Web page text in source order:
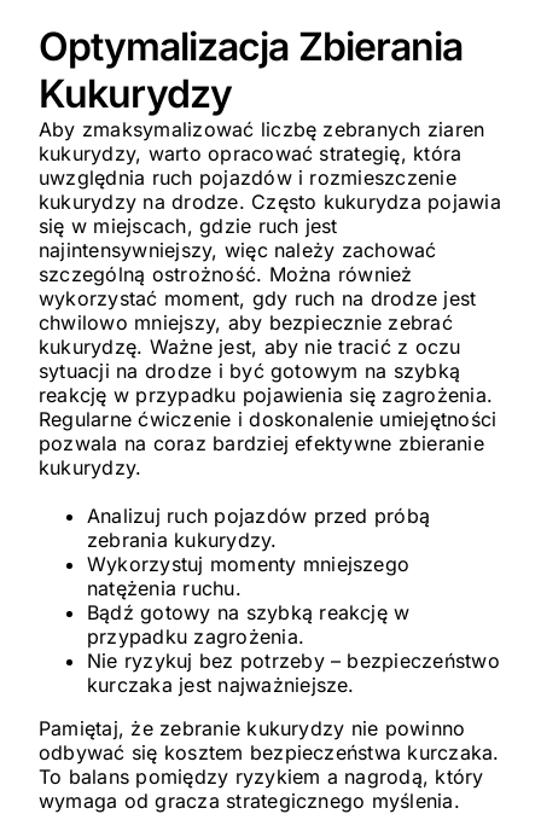
Optymalizacja Zbierania
Kukurydzy
Aby zmaksymalizować liczbę zebranych ziaren
kukurydzy, warto opracować strategię, która
uwzględnia ruch pojazdów i rozmieszczenie
kukurydzy na drodze. Często kukurydza pojawia
się w miejscach, gdzie ruch jest
najintensywniejszy, więc należy zachować
szczególną ostrożność. Można również
wykorzystać moment, gdy ruch na drodze jest
chwilowo mniejszy, aby bezpiecznie zebrać
kukurydzę. Ważne jest, aby nie tracić z oczu
sytuacji na drodze i być gotowym na szybką
reakcję w przypadku pojawienia się zagrożenia.
Regularne ćwiczenie i doskonalenie umiejętności
pozwala na coraz bardziej efektywne zbieranie
kukurydzy.
Analizuj ruch pojazdów przed próbą
zebrania kukurydzy.
Wykorzystuj momenty mniejszego
natężenia ruchu.
Bądź gotowy na szybką reakcję w
przypadku zagrożenia.
Nie ryzykuj bez potrzeby – bezpieczeństwo
kurczaka jest najważniejsze.
Pamiętaj, że zebranie kukurydzy nie powinno
odbywać się kosztem bezpieczeństwa kurczaka.
To balans pomiędzy ryzykiem a nagrodą, który
wymaga od gracza strategicznego myślenia.